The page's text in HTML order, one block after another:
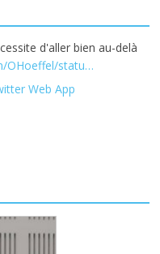
d'aller bien au-delà
OHoeffel/statu…
Web App